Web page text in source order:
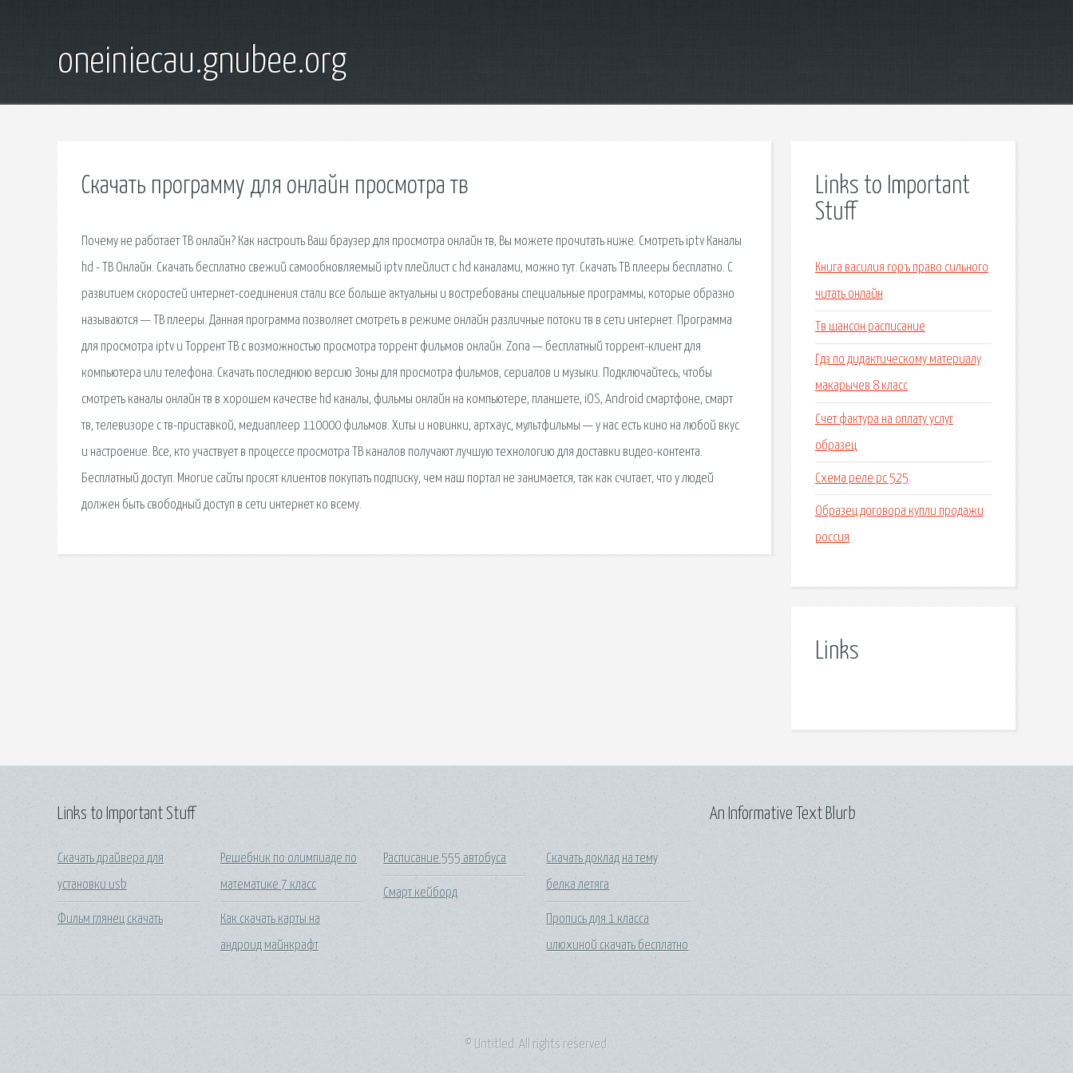
oneiniecau.gnubee.org
Скачать программу для онлайн просмотра тв
Почему не работает ТВ онлайн? Как настроить Ваш браузер для просмотра онлайн тв, Вы можете прочитать ниже. Смотреть iptv Каналы
hd - ТВ Онлайн. Скачать бесплатно свежий самообновляемый iptv плейлист с hd каналами, можно тут. Скачать ТВ плееры бесплатно. С
развитием скоростей интернет-соединения стали все больше актуальны и востребованы специальные программы, которые образно
называются — ТВ плееры. Данная программа позволяет смотреть в режиме онлайн различные потоки тв в сети интернет. Программа
для просмотра iptv и Торрент ТВ с возможностью просмотра торрент фильмов онлайн. Zona — бесплатный торрент-клиент для
компьютера или телефона. Скачать последнюю версию Зоны для просмотра фильмов, сериалов и музыки. Подключайтесь, чтобы
смотреть каналы онлайн тв в хорошем качестве hd каналы, фильмы онлайн на компьютере, планшете, iOS, Android смартфоне, смарт
тв, телевизоре с тв-приставкой, медиаплеер 110000 фильмов. Хиты и новинки, артхаус, мультфильмы — у нас есть кино на любой вкус
и настроение. Все, кто участвует в процессе просмотра ТВ каналов получают лучшую технологию для доставки видео-контента.
Бесплатный доступ. Многие сайты просят клиентов покупать подписку, чем наш портал не занимается, так как считает, что у людей
должен быть свободный доступ в сети интернет ко всему.
Links to Important
Stuff
Книга василия горъ право сильного
читать онлайн
Тв шансон расписание
Гдз по дидактическому материалу
макарычев 8 класс
Счет фактура на оплату услуг
образец
Схема реле рс 525
Образец договора купли продажи
россия
Links
Links to Important Stuff
Скачать драйвера для
установки usb
Фильм глянец скачать
Решебник по олимпиаде по
математике 7 класс
Как скачать карты на
андроид майнкрафт
Расписание 555 автобуса
Смарт кейборд
Скачать доклад на тему
белка летяга
Пропись для 1 класса
илюхиной скачать бесплатно
An Informative Text Blurb
© Untitled. All rights reserved.